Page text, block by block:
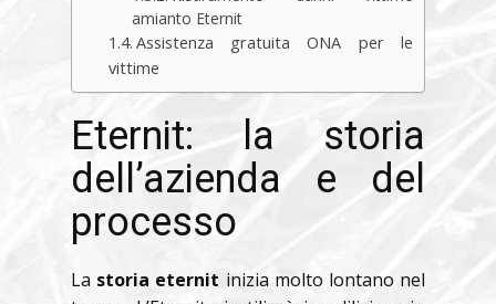
amianto Eternit
Assistenza gratuita ONA per le
vittime
Eternit: la storia
dell’azienda e del
processo
La storia eternit inizia molto lontano nel